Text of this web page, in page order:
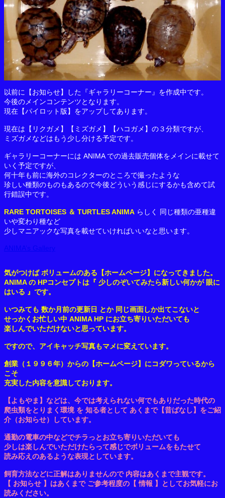
以前に【お知らせ】した『ギャラリーコーナー』を作成中です。
今後のメインコンテンツとなります。
現在【パイロット版】をアップしてあります。
現在は【リクガメ】【ミズガメ】【ハコガメ】の３分類ですが、
ミズガメなどはもう少し分ける予定です。
ギャラリーコーナーには ANIMA での過去販売個体をメインに載せて
いく予定ですが、
何十年も前に海外のコレクターのところで撮ったような
珍しい種類のものもあるので今後どういう感じにするかも含めて試
行錯誤中です。
RARE TORTOISES ＆ TURTLES ANIMA らしく 同じ種類の亜種違
いや変わり種など
少しマニアックな写真を載せていければいいなと思います。
ANIMA’s Gallery
気がつけば ボリュームのある【ホームページ】になってきました。
ANIMA の HPコンセプトは『 少しのぞいてみたら新しい何かが 眼に
はいる 』です。
いつみても 数か月前の更新日 とか 同じ画面しか出てこないと
せっかくお忙しい中 ANIMA HP にお立ち寄りいただいても
楽しんでいただけないと思っています。
ですので、アイキャッチ写真もマメに変えています。
創業（１９９６年）からの【ホームページ】にコダワっているから
こそ
充実した内容を意識しております。
【よもやま】などは、今では考えられない何でもありだった時代の
爬虫類をとりまく環境 を 知る者として あくまで【昔ばなし】をご紹
介（お知らせ）しています。
通勤の電車の中などでチラっとお立ち寄りいただいても
少しは楽しんでいただけたらって感じでボリュームをもたせて
読み応えのあるような表現としています。
飼育方法などに正解はありませんので 内容はあくまで主観です。
【 お知らせ 】はあくまで ご参考程度の【 情報 】としてお気軽にお
読みください。